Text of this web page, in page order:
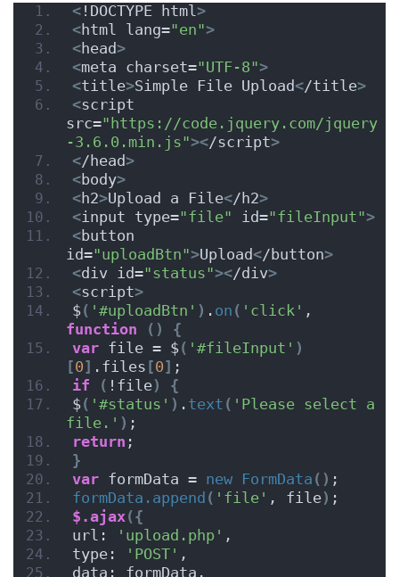
< !DOCTYPE html >
<html lang="en">
<head>
<meta charset="UTF-8">
<title>Simple File Upload</title>
<script
src="https://code.jquery.com/jquery
-3.6.0.min.js"></script>
</head>
<body>
<h2>Upload a File</h2>
<input type="file" id="fileInput">
<button
id="uploadBtn">Upload</button>
<div id="status"></div>
<script>
$( '#uploadBtn' ) . on ( 'click'
function
()
{
var file = $( '#fileInput' )
[0] .files [0] ;
if
( !file)
{
$( '#status' ) . text ( 'Please select a
file.' ) ;
return ;
}
var formData = new FormData () ;
formData.append ( 'file' , file) ;
$.ajax({
url:
'upload.php' ,
type:
'POST' ,
data: formData,